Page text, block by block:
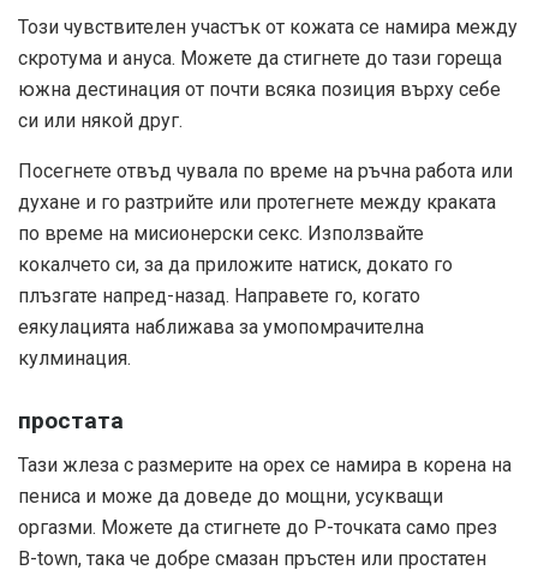
Този чувствителен участък от кожата се намира между
скротума и ануса. Можете да стигнете до тази гореща
южна дестинация от почти всяка позиция върху себе
си или някой друг.
Посегнете отвъд чувала по време на ръчна работа или
духане и го разтрийте или протегнете между краката
по време на мисионерски секс. Използвайте
кокалчето си, за да приложите натиск, докато го
плъзгате напред-назад. Направете го, когато
еякулацията наближава за умопомрачителна
кулминация.
простата
Тази жлеза с размерите на орех се намира в корена на
пениса и може да доведе до мощни, усукващи
оргазми. Можете да стигнете до P-точката само през
B-town, така че добре смазан пръстен или простатен